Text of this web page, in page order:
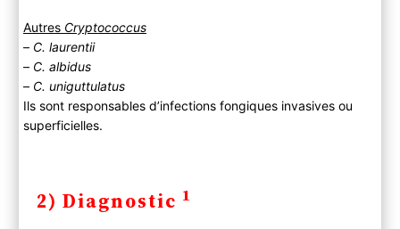
Autres Cryptococcus
– C. laurentii
– C. albidus
– C. uniguttulatus
Ils sont responsables d’infections fongiques invasives ou
superficielles.
2) Diagnostic 1